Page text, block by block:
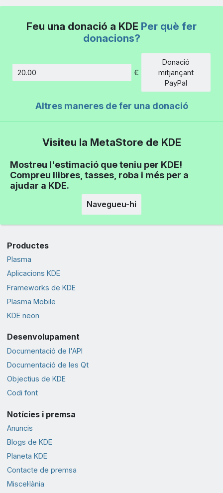
Feu una donació a KDE Per què fer
donacions?
€
Donació
mitjançant
PayPal
Altres maneres de fer una donació
Visiteu la MetaStore de KDE
Mostreu l'estimació que teniu per KDE!
Compreu llibres, tasses, roba i més per a
ajudar a KDE.
Navegueu-hi
Productes
Plasma
Aplicacions KDE
Frameworks de KDE
Plasma Mobile
KDE neon
Desenvolupament
Documentació de l'API
Documentació de les Qt
Objectius de KDE
Codi font
Notícies i premsa
Anuncis
Blogs de KDE
Planeta KDE
Contacte de premsa
Miscel·lània